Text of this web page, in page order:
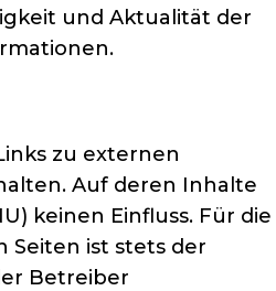
und Aktualität der
zu externen
Auf deren Inhalte
keinen Einfluss. Für die
Seiten ist stets der
Betreiber